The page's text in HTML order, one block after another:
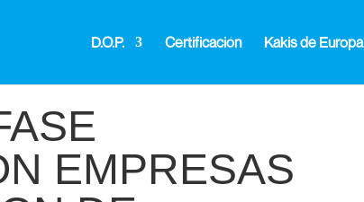
D.O.P. Certificación Kakis de Europa
EMPRESAS